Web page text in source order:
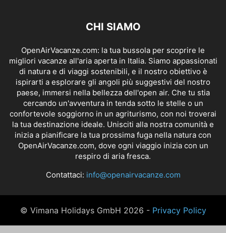
CHI SIAMO
OpenAirVacanze.com: la tua bussola per scoprire le
migliori vacanze all'aria aperta in Italia. Siamo appassionati
di natura e di viaggi sostenibili, e il nostro obiettivo è
ispirarti a esplorare gli angoli più suggestivi del nostro
paese, immersi nella bellezza dell'open air. Che tu stia
cercando un'avventura in tenda sotto le stelle o un
confortevole soggiorno in un agriturismo, con noi troverai
la tua destinazione ideale. Unisciti alla nostra comunità e
inizia a pianificare la tua prossima fuga nella natura con
OpenAirVacanze.com, dove ogni viaggio inizia con un
respiro di aria fresca.
Contattaci: info@openairvacanze.com
© Vimana Holidays GmbH 2026 - Privacy Policy